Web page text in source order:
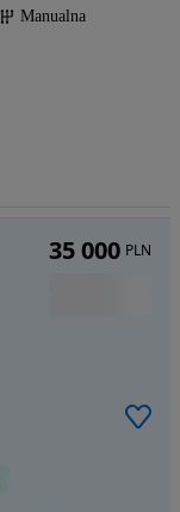
Manualna
35 000 PLN